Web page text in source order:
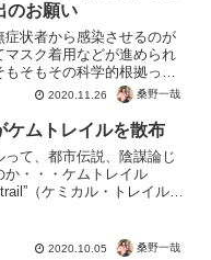
のお願い
症状者から感染させるのが
マスク着用などが進められ
そもその科学的根拠って
して、何の理由もなく適当
じゃないの？なんて思った
拠を確認するための書類
大王: S...
2020.11.26 桑野一哉
ケムトレイルを散布
って、都市伝説、陰謀論じ
か・・・ケムトレイル
（ケミカル・トレイル）
2020.10.05 桑野一哉